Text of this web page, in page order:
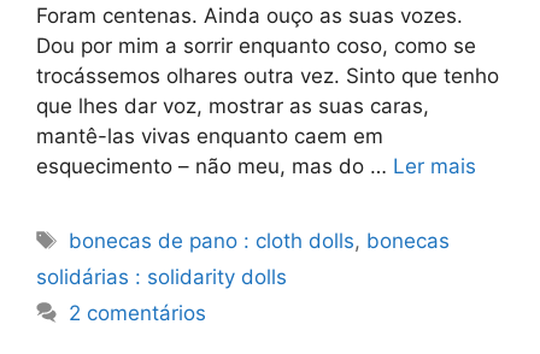
Foram centenas. Ainda ouço as suas vozes.
Dou por mim a sorrir enquanto coso, como se
trocássemos olhares outra vez. Sinto que tenho
que lhes dar voz, mostrar as suas caras,
mantê-las vivas enquanto caem em
esquecimento – não meu, mas do … Ler mais
Etiquetas
bonecas de pano : cloth dolls, bonecas
solidárias : solidarity dolls
2 comentários